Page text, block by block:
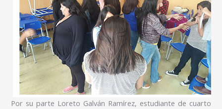
Por su parte Loreto Galván Ramírez, estudiante de cuarto